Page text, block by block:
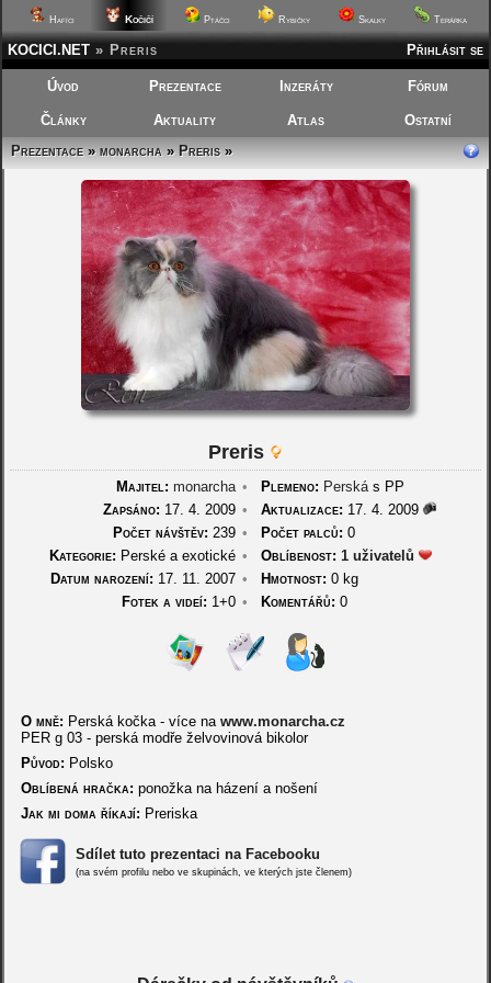
Hafíci Kočičí Ptáčci Rybičky Skalky Terárka
Přihlásit se
KOCICI.NET » Preris
Úvod Prezentace Inzeráty Fórum
Články Aktuality Atlas
Ostatní
Prezentace»monarcha»Preris»
Preris
Majitel: monarcha • Plemeno: Perskás PP
Zapsáno: 17. 4. 2009 • Aktualizace: 17. 4. 2009
Počet návštěv: 239 • Počet palců: 0
Kategorie: Perské a exotické • Oblíbenost: 1 uživatelů
Datum narození: 17. 11. 2007 • Hmotnost: 0 kg
Fotek a videí: 1+0 • Komentářů: 0
O mně: Perská kočka - více na www.monarcha.cz
PER g 03 - perská modře želvovinová bikolor
Původ: Polsko
Oblíbená hračka: ponožka na házení a nošení
Jak mi doma říkají: Preriska
Sdílet tuto prezentaci na Facebooku
(na svém profilu nebo ve skupinách, ve kterých jste členem)